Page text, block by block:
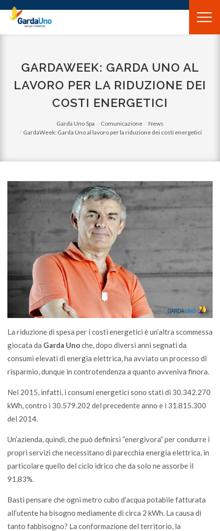
Gardauno
Spa
GARDAWEEK: GARDA UNO AL
LAVORO PER LA RIDUZIONE DEI
COSTI ENERGETICI
Garda Uno Spa Comunicazione
News
GardaWeek: Garda Uno al lavoro per la riduzione dei costi energetici
La riduzione di spesa per i costi energetici è un’altra scommessa
giocata da Garda Unoche, dopo diversi anni segnati da
consumi elevati di energia elettrica, ha avviato un processo di
risparmio, dunque in controtendenza a quanto avveniva finora.
Nel 2015, infatti, i consumi energetici sono stati di 30.342.270
kWh, contro i 30.579.202 del precedente anno e i 31.815.300
del 2014.
Un’azienda, quindi, che può definirsi “energivora” per condurre i
propri servizi che necessitano di parecchia energia elettrica, in
particolare quello del ciclo idrico che da solo ne assorbe il
91,83%.
Basti pensare che ogni metro cubo d’acqua potabile fatturata
all’utente ha bisogno mediamente di circa 2 kWh. La causa di
tanto fabbisogno? La conformazione del territorio, la